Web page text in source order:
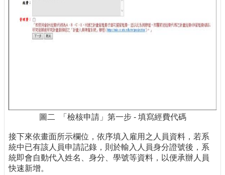
圖二 「檢核申請」第一步 - 填寫經費代碼
接下來依畫面所示欄位，依序填入雇用之人員資料，若系
統中已有該人員申請記錄，則於輸入人員身分證號後，系
統即會自動代入姓名、身分、學號等資料，以便承辦人員
快速新增。